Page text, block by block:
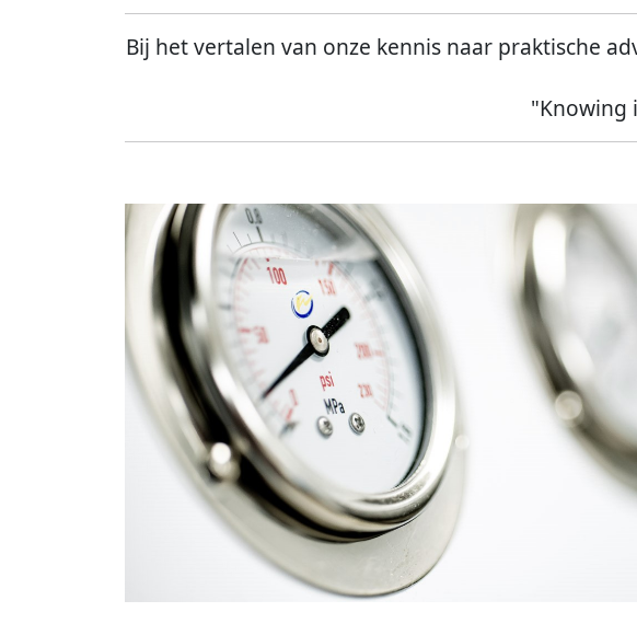
Bij het vertalen van onze kennis naar praktische
"Knowing